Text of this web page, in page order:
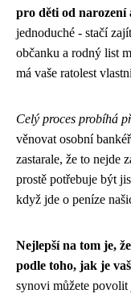
pro děti od narození
jednoduché - stačí
občanku a rodný list
má vaše ratolest
Celý proces probíhá
věnovat osobní
zastarale, že to nejde
prostě potřebuje být
když jde o peníze
Nejlepší na tom je,
podle toho, jak je
synovi můžete